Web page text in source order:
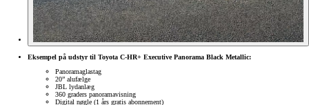
Eksempel på udstyr til Toyota C-HR+ Executive Panorama Black Metallic:
Panoramaglastag
20” alufælge
JBL lydanlæg
360 graders panoramavisning
Digital nøgle (1 års gratis abonnement)